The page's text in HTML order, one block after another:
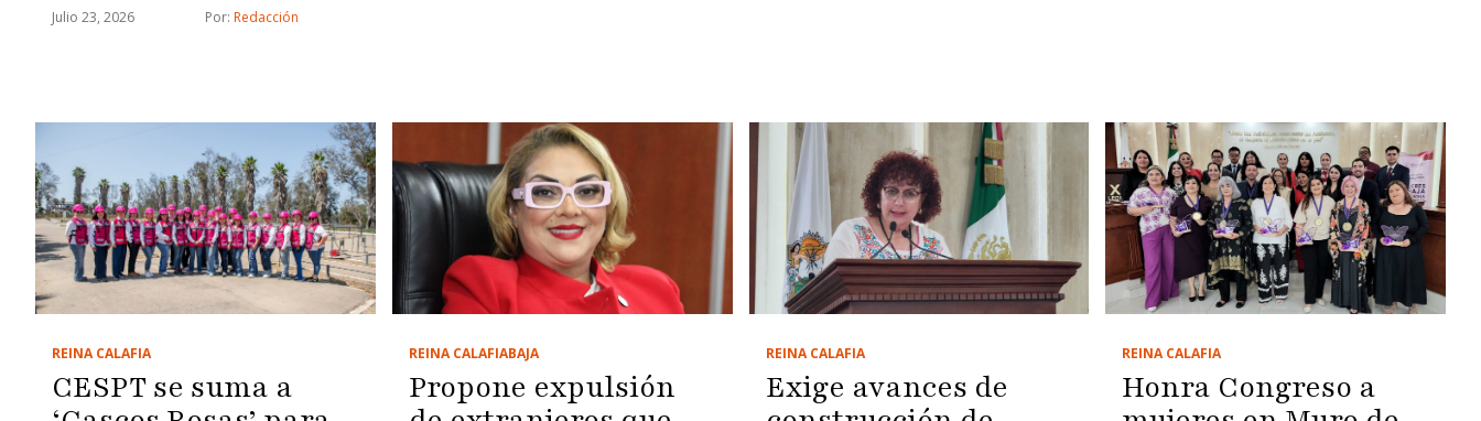
Ciudadana del Estado
Julio 23, 2026 Por: Redacción
REINA CALAFIA
CESPT se suma a
REINA CALAFIABAJA
Propone expulsión
REINA CALAFIA
Exige avances de
REINA CALAFIA
Honra Congreso a